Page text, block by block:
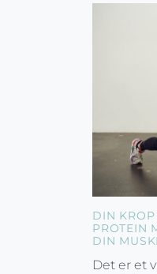
DIN
PROTEIN
DIN
Det er et